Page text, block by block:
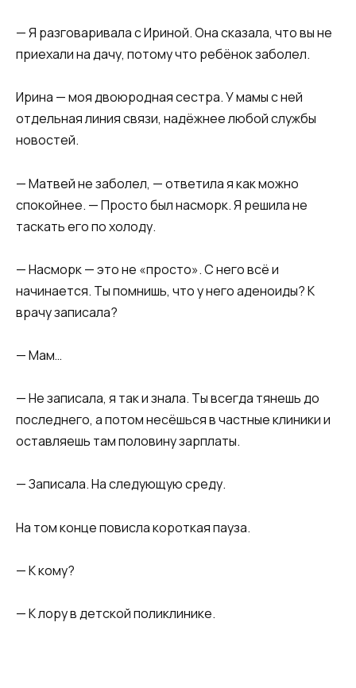
— Я разговаривала с Ириной. Она сказала, что вы не
приехали на дачу, потому что ребёнок заболел.
Ирина — моя двоюродная сестра. У мамы с ней
отдельная линия связи, надёжнее любой службы
новостей.
— Матвей не заболел, — ответила я как можно
спокойнее. — Просто был насморк. Я решила не
таскать его по холоду.
— Насморк — это не «просто». С него всё и
начинается. Ты помнишь, что у него аденоиды? К
врачу записала?
— Мам…
— Не записала, я так и знала. Ты всегда тянешь до
последнего, а потом несёшься в частные клиники и
оставляешь там половину зарплаты.
— Записала. На следующую среду.
На том конце повисла короткая пауза.
— К кому?
— К лору в детской поликлинике.